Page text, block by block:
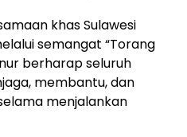
khas Sulawesi
semangat “Torang
berharap seluruh
membantu, dan
menjalankan